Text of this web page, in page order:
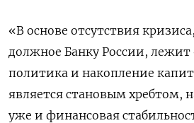
«В основе отсутствия
должное Банку России, лежит
политика и накопление
является становым хребтом,
уже и финансовая